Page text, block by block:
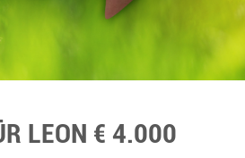
LEON € 4.000